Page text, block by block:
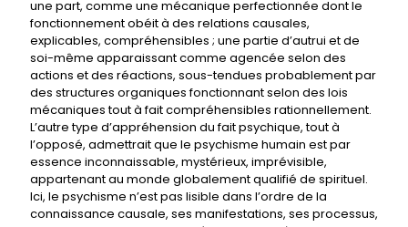
une part, comme une mécanique perfectionnée dont le
fonctionnement obéit à des relations causales,
explicables, compréhensibles ; une partie d’autrui et de
soi-même apparaissant comme agencée selon des
actions et des réactions, sous-tendues probablement par
des structures organiques fonctionnant selon des lois
mécaniques tout à fait compréhensibles rationnellement.
L’autre type d’appréhension du fait psychique, tout à
l’opposé, admettrait que le psychisme humain est par
essence inconnaissable, mystérieux, imprévisible,
appartenant au monde globalement qualifié de spirituel.
Ici, le psychisme n’est pas lisible dans l’ordre de la
connaissance causale, ses manifestations, ses processus,